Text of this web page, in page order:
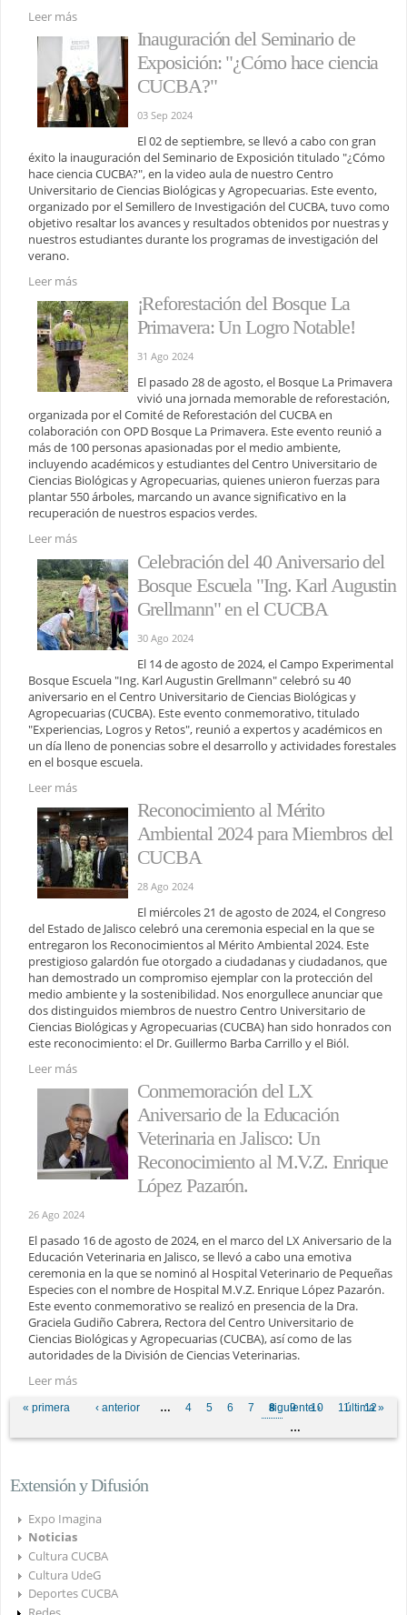
Leer más
Inauguración del Seminario de
Exposición: "¿Cómo hace ciencia
CUCBA?"
03 Sep 2024
El 02 de septiembre, se llevó a cabo con gran
éxito la inauguración del Seminario de Exposición titulado "¿Cómo
hace ciencia CUCBA?", en la video aula de nuestro Centro
Universitario de Ciencias Biológicas y Agropecuarias. Este evento,
organizado por el Semillero de Investigación del CUCBA, tuvo como
objetivo resaltar los avances y resultados obtenidos por nuestras y
nuestros estudiantes durante los programas de investigación del
verano.
Leer más
¡Reforestación del Bosque La
Primavera: Un Logro Notable!
31 Ago 2024
El pasado 28 de agosto, el Bosque La Primavera
vivió una jornada memorable de reforestación,
organizada por el Comité de Reforestación del CUCBA en
colaboración con OPD Bosque La Primavera. Este evento reunió a
más de 100 personas apasionadas por el medio ambiente,
incluyendo académicos y estudiantes del Centro Universitario de
Ciencias Biológicas y Agropecuarias, quienes unieron fuerzas para
plantar 550 árboles, marcando un avance significativo en la
recuperación de nuestros espacios verdes.
Leer más
Celebración del 40 Aniversario del
Bosque Escuela "Ing. Karl Augustin
Grellmann" en el CUCBA
30 Ago 2024
El 14 de agosto de 2024, el Campo Experimental
Bosque Escuela "Ing. Karl Augustin Grellmann" celebró su 40
aniversario en el Centro Universitario de Ciencias Biológicas y
Agropecuarias (CUCBA). Este evento conmemorativo, titulado
"Experiencias, Logros y Retos", reunió a expertos y académicos en
un día lleno de ponencias sobre el desarrollo y actividades forestales
en el bosque escuela.
Leer más
Reconocimiento al Mérito
Ambiental 2024 para Miembros del
CUCBA
28 Ago 2024
El miércoles 21 de agosto de 2024, el Congreso
del Estado de Jalisco celebró una ceremonia especial en la que se
entregaron los Reconocimientos al Mérito Ambiental 2024. Este
prestigioso galardón fue otorgado a ciudadanas y ciudadanos, que
han demostrado un compromiso ejemplar con la protección del
medio ambiente y la sostenibilidad. Nos enorgullece anunciar que
dos distinguidos miembros de nuestro Centro Universitario de
Ciencias Biológicas y Agropecuarias (CUCBA) han sido honrados con
este reconocimiento: el Dr. Guillermo Barba Carrillo y el Biól.
Leer más
Conmemoración del LX
Aniversario de la Educación
Veterinaria en Jalisco: Un
Reconocimiento al M.V.Z. Enrique
López Pazarón.
26 Ago 2024
El pasado 16 de agosto de 2024, en el marco del LX Aniversario de la
Educación Veterinaria en Jalisco, se llevó a cabo una emotiva
ceremonia en la que se nominó al Hospital Veterinario de Pequeñas
Especies con el nombre de Hospital M.V.Z. Enrique López Pazarón.
Este evento conmemorativo se realizó en presencia de la Dra.
Graciela Gudiño Cabrera, Rectora del Centro Universitario de
Ciencias Biológicas y Agropecuarias (CUCBA), así como de las
autoridades de la División de Ciencias Veterinarias.
Leer más
Páginas
« primera ‹ anterior … 4 5 6 7 8 9 10 11
12
…
siguiente › última »
Extensión y Difusión
Expo Imagina
Noticias
Cultura CUCBA
Cultura UdeG
Deportes CUCBA